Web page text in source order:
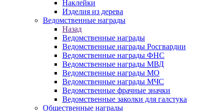
Наклейки
Изделия из дерева
Ведомственные награды
Назад
Ведомственные награды
Ведомственные награды Росгвардии
Ведомственные награды ФНС
Ведомственные награды МВД
Ведомственные награды МО
Ведомственные награды МЧС
Ведомственные фрачные значки
Ведомственные заколки для галстука
Общественные награды